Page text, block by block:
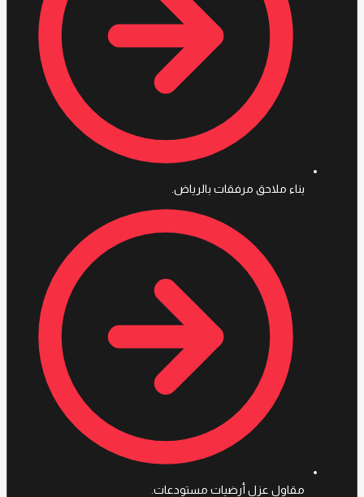
بناء ملاحق مرفقات بالرياض.
مقاول عزل أرضيات مستودعات.